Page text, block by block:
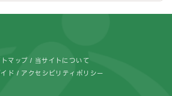
マップ 当サイトについて
ド アクセシビリティポリシー